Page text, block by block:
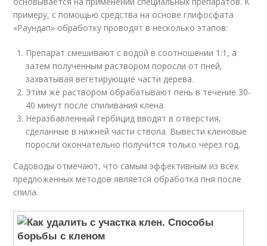
примеру, с помощью средства на основе глифосфата
«Раундап» обработку проводят в несколько этапов:
Препарат смешивают с водой в соотношении 1:1, а
затем полученным раствором поросли от пней,
захватывая вегетирующие части дерева.
Этим же раствором обрабатывают пень в течение 30-
40 минут после спиливания клена.
Неразбавленный гербицид вводят в отверстия,
сделанные в нижней части ствола. Вывести кленовые
поросли окончательно получится только через год.
Садоводы отмечают, что самым эффективным из всех
предложенных методов является обработка пня после
спила.